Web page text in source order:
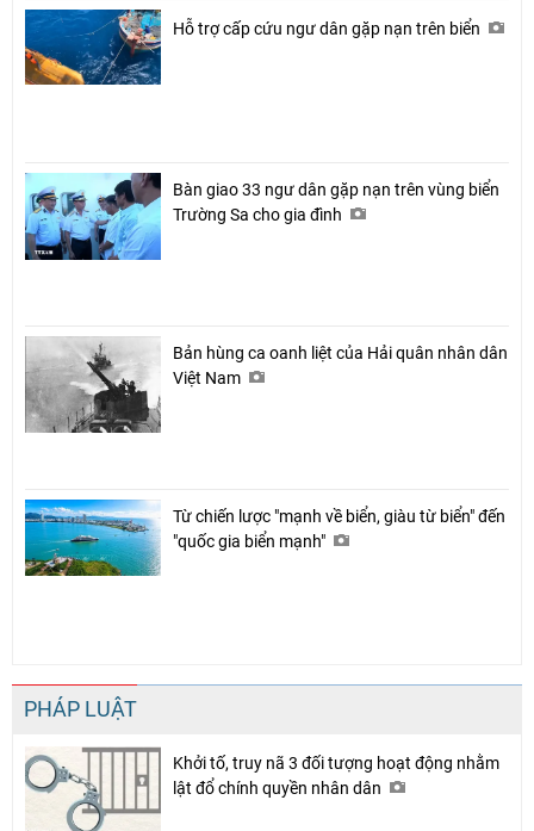
Hỗ trợ cấp cứu ngư dân gặp nạn trên biển
Bàn giao 33 ngư dân gặp nạn trên vùng biển
Trường Sa cho gia đình
Bản hùng ca oanh liệt của Hải quân nhân dân
Việt Nam
Từ chiến lược "mạnh về biển, giàu từ biển" đến
"quốc gia biển mạnh"
PHÁP LUẬT
Khởi tố, truy nã 3 đối tượng hoạt động nhằm
lật đổ chính quyền nhân dân